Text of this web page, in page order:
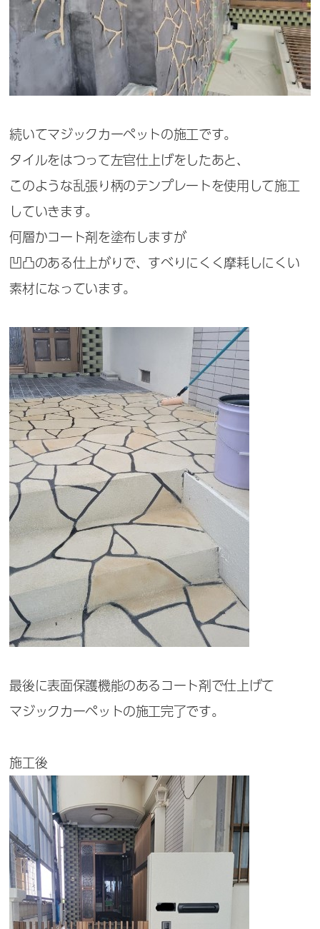
続いてマジックカーペットの施工です。
タイルをはつって左官仕上げをしたあと、
このような乱張り柄のテンプレートを使用して施工
していきます。
何層かコート剤を塗布しますが
凹凸のある仕上がりで、すべりにくく摩耗しにくい
素材になっています。
最後に表面保護機能のあるコート剤で仕上げて
マジックカーペットの施工完了です。
施工後